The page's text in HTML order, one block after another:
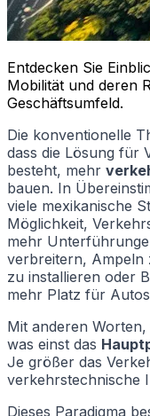
Entdecken Sie
Mobilität und deren
Geschäftsumfeld.
Die konventionelle
dass die Lösung für
besteht, mehr
bauen. In
viele mexikanische
Möglichkeit,
mehr
verbreitern, Ampeln
zu installieren oder
mehr Platz für
Mit anderen
was einst das
Je größer das
verkehrstechnische
Dieses Paradigma